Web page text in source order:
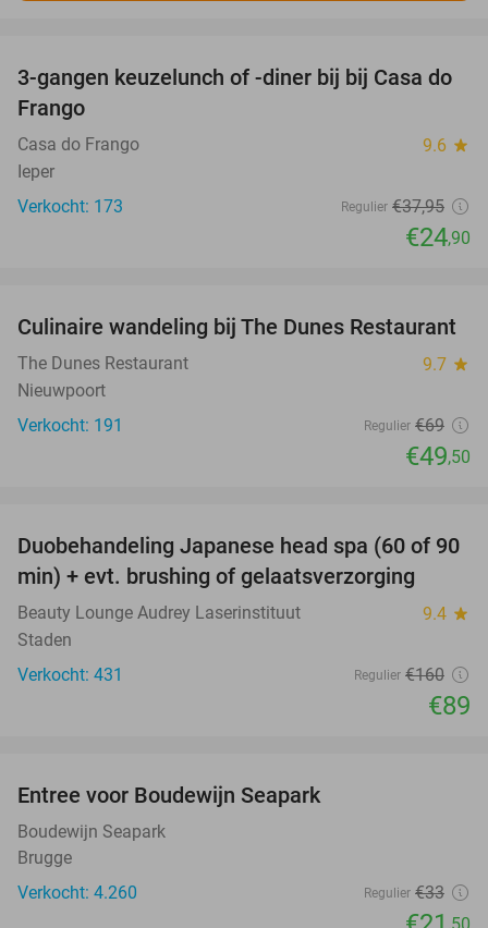
34%
3-gangen keuzelunch of -diner bij bij Casa do
Frango
Casa do Frango 9.6 star
Ieper
Verkocht: 173
Regulier €37,95
€24,90
28%
Culinaire wandeling bij The Dunes Restaurant
The Dunes Restaurant 9.7 star
Nieuwpoort
Verkocht: 191
Regulier €69
€49,50
44%
Duobehandeling Japanese head spa (60 of 90
min) + evt. brushing of gelaatsverzorging
Beauty Lounge Audrey Laserinstituut 9.4 star
Staden
Verkocht: 431
Regulier €160
€89
Entree voor Boudewijn Seapark
Boudewijn Seapark
Brugge
Verkocht: 4.260
Regulier €33